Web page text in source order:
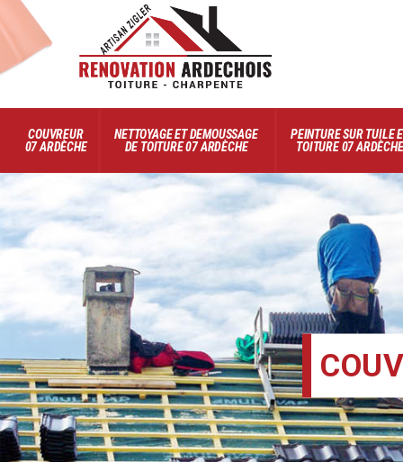
COUVREUR
07 ARDÈCHE
NETTOYAGE ET DEMOUSSAGE
DE TOITURE 07 ARDÈCHE
PEINTURE SUR TUILE
TOITURE 07 ARDÈCHE